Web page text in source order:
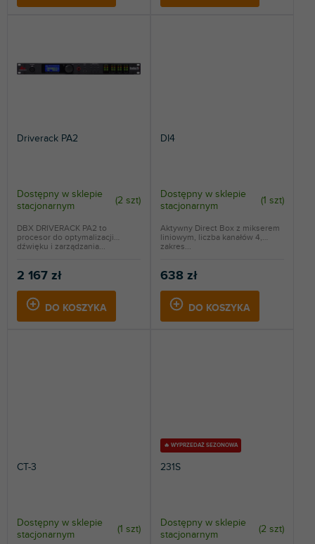
Driverack PA2
Dostępny w sklepie
stacjonarnym
(2 szt)
2 167 zł
DO KOSZYKA
DBX DRIVERACK PA2 to
procesor do optymalizacji
dźwięku i zarządzania...
DI4
Dostępny w sklepie
stacjonarnym
(1 szt)
638 zł
DO KOSZYKA
Aktywny Direct Box z mikserem
liniowym, liczba kanałów 4,
zakres...
CT-3
Dostępny w sklepie
stacjonarnym
(1 szt)
🔥 WYPRZEDAŻ SEZONOWA
231S
Dostępny w sklepie
stacjonarnym
(2 szt)